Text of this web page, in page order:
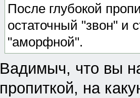
После глубокой
остаточный "звон" и
"аморфной".
Вадимыч, что вы
пропиткой, на